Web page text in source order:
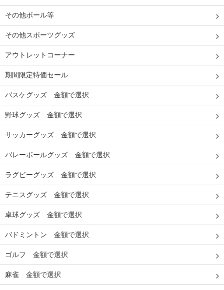
その他ボール等
その他スポーツグッズ
アウトレットコーナー
期間限定特価セール
バスケグッズ 金額で選択
野球グッズ 金額で選択
サッカーグッズ 金額で選択
バレーボールグッズ 金額で選択
ラグビーグッズ 金額で選択
テニスグッズ 金額で選択
卓球グッズ 金額で選択
バドミントン 金額で選択
ゴルフ 金額で選択
麻雀 金額で選択